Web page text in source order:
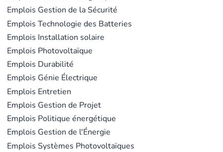
Emplois Gestion de la Sécurité
Emplois Technologie des Batteries
Emplois Installation solaire
Emplois Photovoltaïque
Emplois Durabilité
Emplois Génie Électrique
Emplois Entretien
Emplois Gestion de Projet
Emplois Politique énergétique
Emplois Gestion de l'Énergie
Emplois Systèmes Photovoltaïques